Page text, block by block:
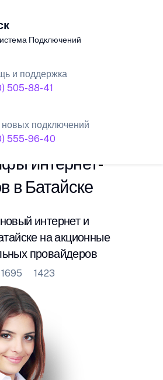
Подключений
и поддержка
505-88-41
новых подключений
555-96-40
нового
в Батайске
интернет-
в Батайске
интернет и
на акционные
провайдеров
1695 1423